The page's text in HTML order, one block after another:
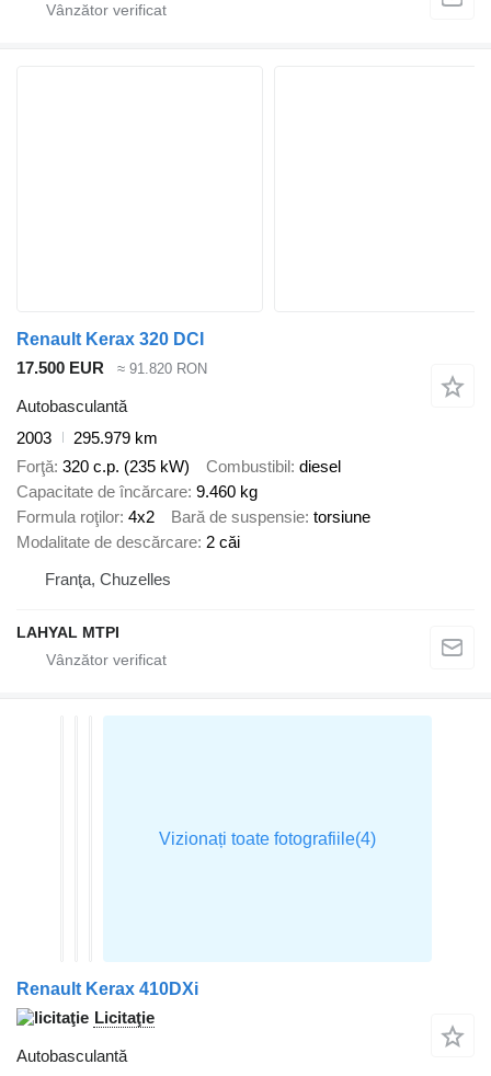
Renault Kerax 320 DCI
17.500 EUR
≈ 91.820 RON
Autobasculantă
2003
295.979 km
Forţă 320 c.p. (235 kW) Combustibil diesel
Capacitate de încărcare 9.460 kg
Formula roţilor 4x2 Bară de suspensie torsiune
Modalitate de descărcare 2 căi
Franţa, Chuzelles
LAHYAL MTPI
Renault Kerax 410DXi
Licitaţie
Autobasculantă